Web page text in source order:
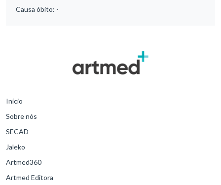
Causa óbito: -
Início
Sobre nós
SECAD
Jaleko
Artmed360
Artmed Editora